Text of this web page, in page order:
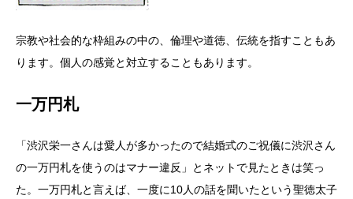
宗教や社会的な枠組みの中の、倫理や道徳、伝統を指すこともあ
ります。個人の感覚と対立することもあります。
一万円札
「渋沢栄一さんは愛人が多かったので結婚式のご祝儀に渋沢さん
の一万円札を使うのはマナー違反」とネットで見たときは笑っ
た。一万円札と言えば、一度に10人の話を聞いたという聖徳太子